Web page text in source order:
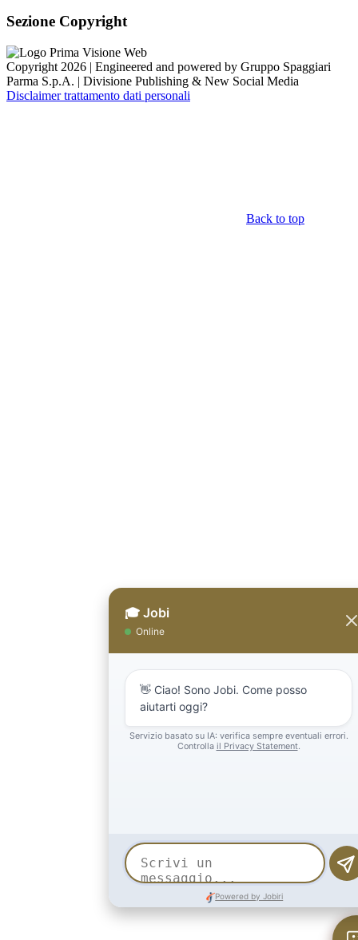
Sezione Copyright
Copyright 2026 | Engineered and powered by Gruppo Spaggiari
Parma S.p.A. | Divisione Publishing & New Social Media
Disclaimer trattamento dati personali
Back to top